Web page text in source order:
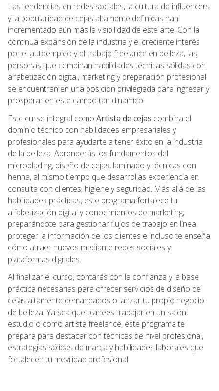
Las tendencias en redes sociales, la cultura de influencers
y la popularidad de cejas altamente definidas han
incrementado aún más la visibilidad de este arte. Con la
continua expansión de la industria y el creciente interés
por el autoempleo y el trabajo freelance en belleza, las
personas que combinan habilidades técnicas sólidas con
alfabetización digital, marketing y preparación profesional
se encuentran en una posición privilegiada para ingresar y
prosperar en este campo tan dinámico.
Este curso integral como Artista de cejas combina el
dominio técnico con habilidades empresariales y
profesionales para ayudarte a tener éxito en la industria
de la belleza. Aprenderás los fundamentos del
microblading, diseño de cejas, laminado y técnicas con
henna, al mismo tiempo que desarrollas experiencia en
consulta con clientes, higiene y seguridad. Más allá de las
habilidades prácticas, este programa fortalece tu
alfabetización digital y conocimientos de marketing,
preparándote para gestionar flujos de trabajo en línea,
proteger la información de los clientes e incluso te enseña
cómo atraer nuevos mediante redes sociales y
plataformas digitales.
Al finalizar el curso, contarás con la confianza y la base
práctica necesarias para ofrecer servicios de diseño de
cejas altamente demandados o lanzar tu propio negocio
de belleza. Ya sea que planees trabajar en un salón,
estudio o como artista freelance, este programa te
prepara para destacar con técnicas de nivel profesional,
estrategias sólidas de marca y habilidades laborales que
fortalecen tu movilidad profesional.